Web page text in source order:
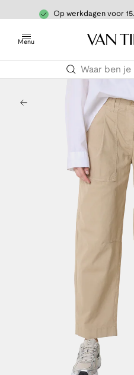
Op werkdagen voor
Menu